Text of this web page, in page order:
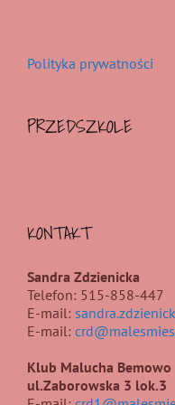
Polityka prywatności
PRZEDSZKOLE
KONTAKT
Sandra Zdzienicka
Telefon: 515-858-447
E-mail:
E-mail:
Klub Malucha Bemowo
ul.Zaborowska 3 lok.3